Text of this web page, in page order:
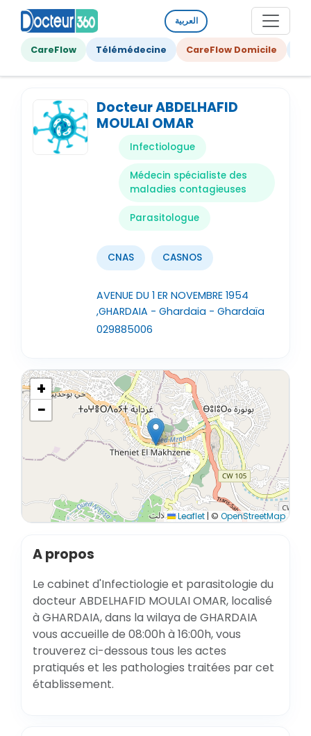
العربية
CareFlow Télémédecine CareFlow Domicile
Docteur ABDELHAFID
MOULAI OMAR
Infectiologue
Médecin spécialiste des
maladies contagieuses
Parasitologue
CNAS CASNOS
AVENUE DU 1 ER NOVEMBRE 1954
,GHARDAIA - Ghardaia - Ghardaïa
029885006
+
−
Leaflet | © OpenStreetMap
A propos
Le cabinet d'Infectiologie et parasitologie du
docteur ABDELHAFID MOULAI OMAR, localisé
à GHARDAIA, dans la wilaya de GHARDAIA
vous accueille de 08:00h à 16:00h, vous
trouverez ci-dessous tous les actes
pratiqués et les pathologies traitées par cet
établissement.